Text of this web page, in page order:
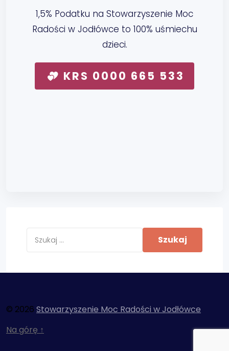
1,5% Podatku na Stowarzyszenie Moc
Radości w Jodłówce to 100% uśmiechu
dzieci.
KRS 0000 665 533
© 2026 Stowarzyszenie Moc Radości w Jodłówce
Na górę ↑